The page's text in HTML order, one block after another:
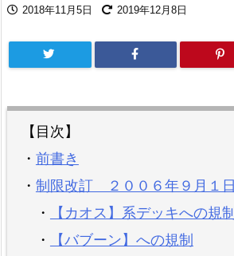
2018年11月5日 2019年12月8日
【目次】
・ 前書き
・ 制限改訂 ２００６年９月１日
・
【カオス】系デッキへの規制
・
【バブーン】への規制